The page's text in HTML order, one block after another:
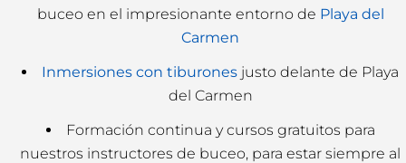
buceo en el impresionante entorno de Playa del
Carmen
Inmersiones con tiburones justo delante de Playa
del Carmen
Formación continua y cursos gratuitos para
nuestros instructores de buceo, para estar siempre al